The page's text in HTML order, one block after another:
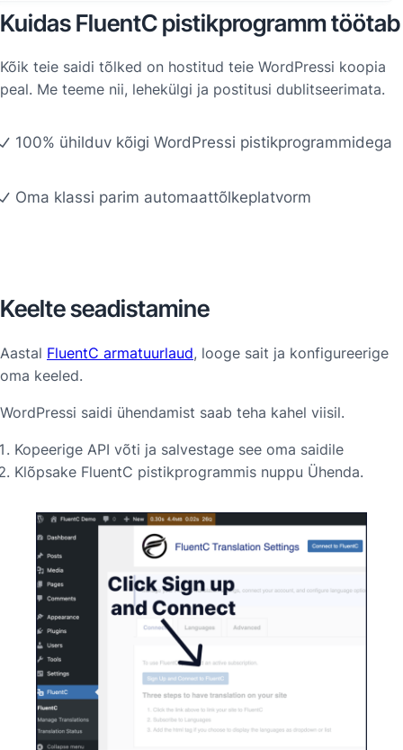
Kuidas FluentC pistikprogramm töötab
Kõik teie saidi tõlked on hostitud teie WordPressi koopia
peal. Me teeme nii, lehekülgi ja postitusi dublitseerimata.
100% ühilduv kõigi WordPressi pistikprogrammidega
Oma klassi parim automaattõlkeplatvorm
Keelte seadistamine
Aastal FluentC armatuurlaud, looge sait ja konfigureerige
oma keeled.
WordPressi saidi ühendamist saab teha kahel viisil.
Kopeerige API võti ja salvestage see oma saidile
Klõpsake FluentC pistikprogrammis nuppu Ühenda.